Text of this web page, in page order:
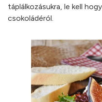
táplálkozásukra, le kell
csokoládéról.